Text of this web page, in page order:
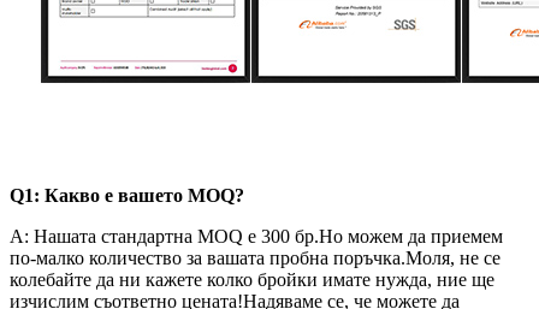
Q1: Какво е вашето MOQ?
A: Нашата стандартна MOQ е 300 бр.Но можем да приемем
по-малко количество за вашата пробна поръчка.Моля, не се
колебайте да ни кажете колко бройки имате нужда, ние ще
изчислим съответно цената!Надяваме се, че можете да